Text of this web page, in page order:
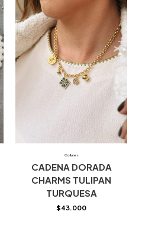
Collares
CADENA DORADA
CHARMS TULIPAN
TURQUESA
$43.000